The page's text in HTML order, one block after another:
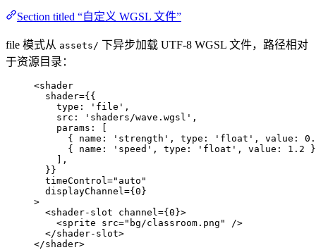
Section titled “自定义 WGSL 文件”
file 模式从 assets/ 下异步加载 UTF-8 WGSL 文件，路径相对
于资源目录：
<shader
shader={{
type:
' file ' ,
src:
' shaders/wave.wgsl ' ,
params:
[
{ name:
' strength ' , type: ' float ' , value:
{ name:
' speed ' , type: ' float ' , value: 1.2
] ,
}}
timeControl =" auto "
displayChannel ={0}
>
<shader-slot channel ={0}>
<sprite src=" bg/classroom.png "
/>
</shader-slot>
</shader>